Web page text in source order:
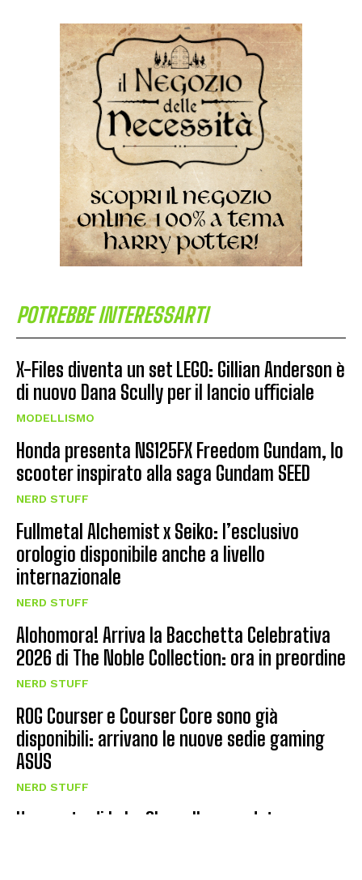
POTREBBE INTERESSARTI
X-Files diventa un set LEGO: Gillian Anderson è
di nuovo Dana Scully per il lancio ufficiale
MODELLISMO
Honda presenta NS125FX Freedom Gundam, lo
scooter inspirato alla saga Gundam SEED
NERD STUFF
Fullmetal Alchemist x Seiko: l’esclusivo
orologio disponibile anche a livello
internazionale
NERD STUFF
Alohomora! Arriva la Bacchetta Celebrativa
2026 di The Noble Collection: ora in preordine
NERD STUFF
ROG Courser e Courser Core sono già
disponibili: arrivano le nuove sedie gaming
ASUS
NERD STUFF
Una carta di Luke Skywalker venduta per